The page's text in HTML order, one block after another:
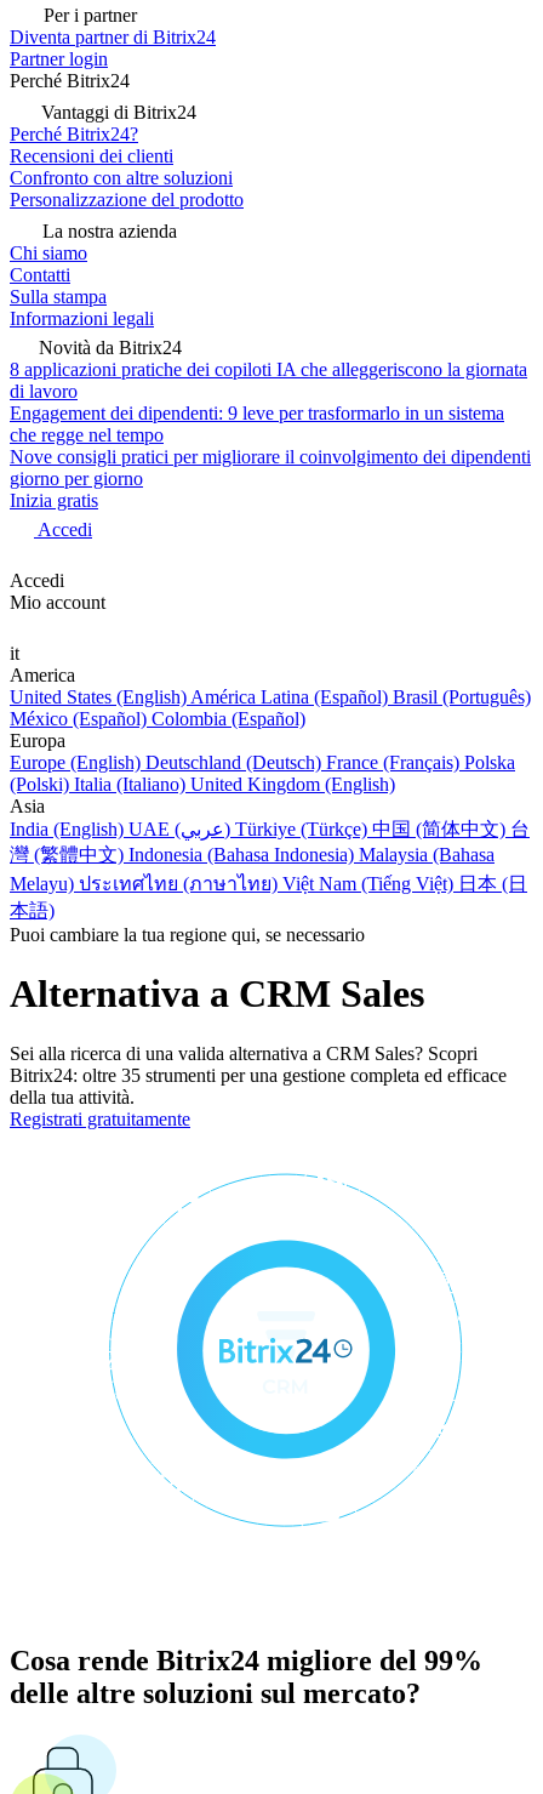
Per i partner
Diventa partner di Bitrix24
Partner login
Perché Bitrix24
Vantaggi di Bitrix24
Perché Bitrix24?
Recensioni dei clienti
Confronto con altre soluzioni
Personalizzazione del prodotto
La nostra azienda
Chi siamo
Contatti
Sulla stampa
Informazioni legali
Novità da Bitrix24
8 applicazioni pratiche dei copiloti IA che alleggeriscono la giornata
di lavoro
Engagement dei dipendenti: 9 leve per trasformarlo in un sistema
che regge nel tempo
Nove consigli pratici per migliorare il coinvolgimento dei dipendenti
giorno per giorno
Inizia gratis
Accedi
Accedi
Mio account
it
America
United States (English) América Latina (Español) Brasil (Português)
México (Español) Colombia (Español)
Europa
Europe (English) Deutschland (Deutsch) France (Français) Polska
(Polski) Italia (Italiano) United Kingdom (English)
Asia
India (English)
UAE (عربي) Türkiye (Türkçe) 中国 (简体中文) 台
灣 (繁體中文) Indonesia (Bahasa Indonesia) Malaysia (Bahasa
Melayu) ประเทศไทย (ภาษาไทย) Việt Nam (Tiếng Việt) 日本 (日
本語)
Puoi cambiare la tua regione qui, se necessario
Alternativa a CRM Sales
Sei alla ricerca di una valida alternativa a CRM Sales? Scopri
Bitrix24: oltre 35 strumenti per una gestione completa ed efficace
della tua attività.
Registrati gratuitamente
Cosa rende Bitrix24 migliore del 99%
delle altre soluzioni sul mercato?